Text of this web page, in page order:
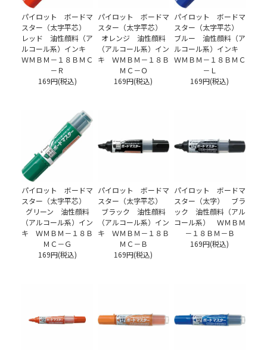
パイロット ボードマ
スター（太字平芯）
レッド 油性顔料（ア
ルコール系）インキ
ＷＭＢＭ－１８ＢＭＣ
－Ｒ
169円(税込)
パイロット ボードマ
スター（太字平芯）
オレンジ 油性顔料
（アルコール系）イン
キ ＷＭＢＭ－１８Ｂ
ＭＣ－Ｏ
169円(税込)
パイロット ボードマ
スター（太字平芯）
ブルー 油性顔料（ア
ルコール系）インキ
ＷＭＢＭ－１８ＢＭＣ
－Ｌ
169円(税込)
パイロット ボードマ
スター（太字平芯）
グリーン 油性顔料
（アルコール系）イン
キ ＷＭＢＭ－１８Ｂ
ＭＣ－Ｇ
169円(税込)
パイロット ボードマ
スター（太字平芯）
ブラック 油性顔料
（アルコール系）イン
キ ＷＭＢＭ－１８Ｂ
ＭＣ－Ｂ
169円(税込)
パイロット ボードマ
スター（太字） ブラ
ック 油性顔料（アル
コール系） ＷＭＢＭ
－１８ＢＭ－Ｂ
169円(税込)